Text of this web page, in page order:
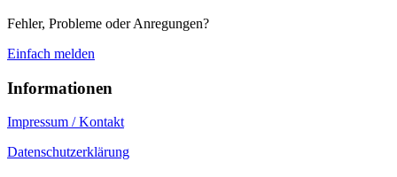
Fehler, Probleme oder Anregungen?
Einfach melden
Informationen
Impressum / Kontakt
Datenschutzerklärung